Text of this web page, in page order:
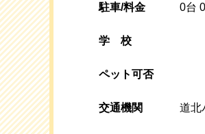
駐車/料金 0台
学校
ペット可否
交通機関 道北